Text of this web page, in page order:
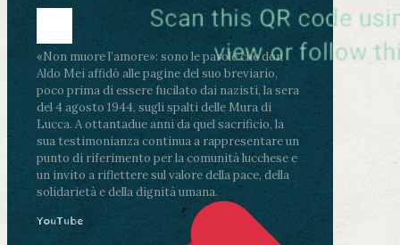
«Non muore l’amore»: sono le parole che don
Aldo Mei affidò alle pagine del suo breviario,
poco prima di essere fucilato dai nazisti, la sera
del 4 agosto 1944, sugli spalti delle Mura di
Lucca. A ottantadue anni da quel sacrificio, la
sua testimonianza continua a rappresentare un
punto di riferimento per la comunità lucchese e
un invito a riflettere sul valore della pace, della
solidarietà e della dignità umana.
YouTube